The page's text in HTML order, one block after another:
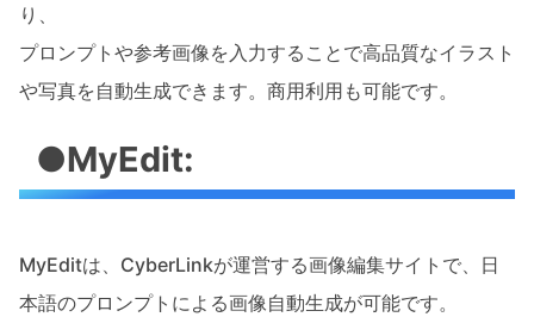
り、
プロンプトや参考画像を入力することで高品質なイラスト
や写真を自動生成できます。商用利用も可能です。
●MyEdit:
MyEditは、CyberLinkが運営する画像編集サイトで、日
本語のプロンプトによる画像自動生成が可能です。